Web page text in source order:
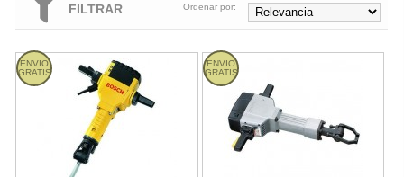
FILTRAR
Ordenar por:
ENVIO
GRATIS
Bosch USH27 - Martillo rompedor de 27kg y 1800W
ENVIO
GRATIS
Martillo Picador Makita HM1800